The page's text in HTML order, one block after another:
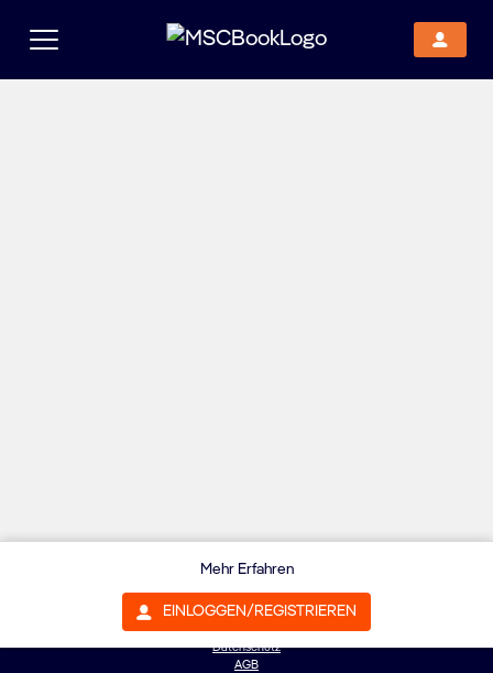
©{0}: MSC Cruises S.A.
Datenschutz
AGB
Mehr Erfahren
EINLOGGEN/REGISTRIEREN